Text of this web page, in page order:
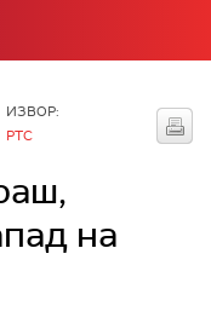
ИЗВОР:
РТС
на